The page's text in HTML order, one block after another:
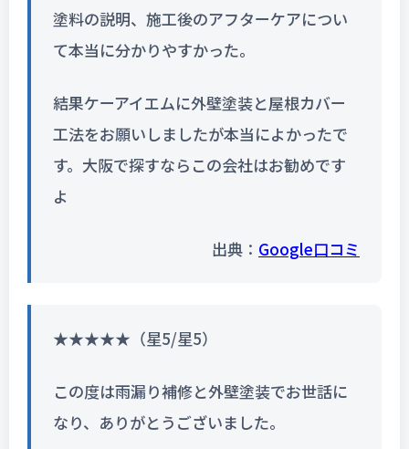
塗料の説明、施工後のアフターケアについ
て本当に分かりやすかった。
結果ケーアイエムに外壁塗装と屋根カバー
工法をお願いしましたが本当によかったで
す。大阪で探すならこの会社はお勧めです
よ
出典： Google口コミ
★★★★★（星5/星5）
この度は雨漏り補修と外壁塗装でお世話に
なり、ありがとうございました。